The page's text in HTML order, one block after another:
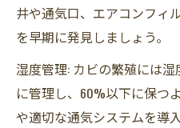
井や通気口、エアコンフィ
を早期に発見しましょう。
湿度管理: カビの繁殖には
に管理し、60%以下に保つ
や適切な通気システムを導